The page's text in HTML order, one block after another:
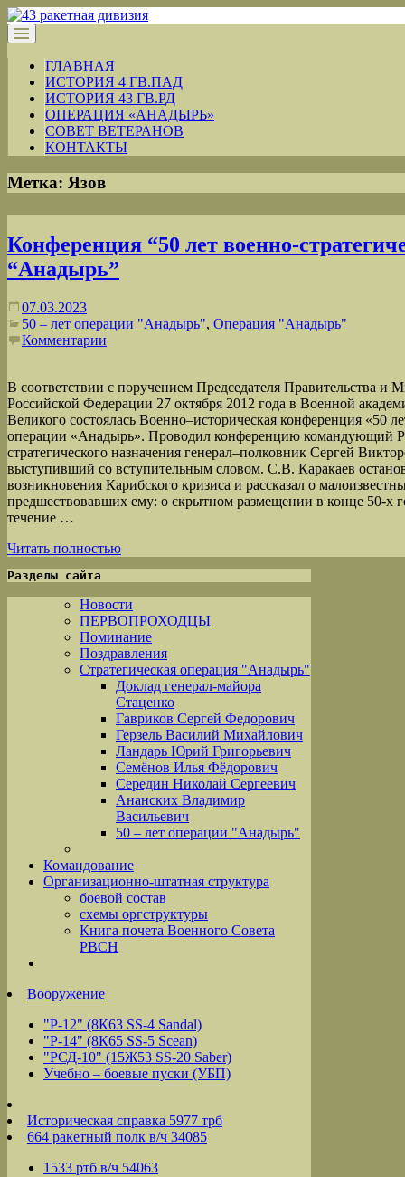
ГЛАВНАЯ
ИСТОРИЯ 4 ГВ.ПАД
ИСТОРИЯ 43 ГВ.РД
ОПЕРАЦИЯ «АНАДЫРЬ»
СОВЕТ ВЕТЕРАНОВ
КОНТАКТЫ
Метка: Язов
Конференция “50 лет военно-
“Анадырь”
07.03.2023
50 – лет операции "Анадырь", Операция "Анадырь"
Комментарии
В соответствии с поручением Председателя Правительства и
Российской Федерации 27 октября 2012 года в Военной
Великого состоялась Военно–историческая конференция «50
операции «Анадырь». Проводил конференцию командующий
стратегического назначения генерал–полковник Сергей
выступивший со вступительным словом. С.В. Каракаев
возникновения Карибского кризиса и рассказал о
предшествовавших ему: о скрытном размещении в конце 50-х
течение …
Читать полностью
Разделы сайта
Новости
ПЕРВОПРОХОДЦЫ
Поминание
Поздравления
Стратегическая операция "Анадырь"
Доклад генерал-майора
Стаценко
Гавриков Сергей Федорович
Герзель Василий Михайлович
Ландарь Юрий Григорьевич
Семёнов Илья Фёдорович
Середин Николай Сергеевич
Ананских Владимир
Васильевич
50 – лет операции "Анадырь"
Командование
Организационно-штатная структура
боевой состав
схемы оргструктуры
Книга почета Военного Совета
РВСН
Вооружение
"Р-12" (8К63 SS-4 Sandal)
"Р-14" (8К65 SS-5 Scean)
"РСД-10" (15Ж53 SS-20 Saber)
Учебно – боевые пуски (УБП)
Историческая справка 5977 трб
664 ракетный полк в/ч 34085
1533 ртб в/ч 54063